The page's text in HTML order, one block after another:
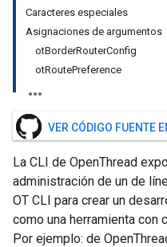
Caracteres especiales
Asignaciones de argumentos
otBorderRouterConfig
otRoutePreference
VER CÓDIGO FUENTE
La CLI de OpenThread
administración de un de
OT CLI para crear un
como una herramienta con
Por ejemplo: de